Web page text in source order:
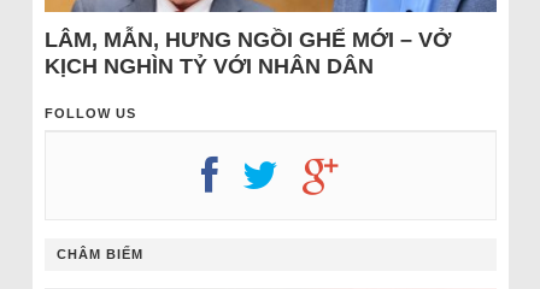
LÂM, MẪN, HƯNG NGỒI GHẾ MỚI – VỞ
KỊCH NGHÌN TỶ VỚI NHÂN DÂN
FOLLOW US
CHÂM BIẾM